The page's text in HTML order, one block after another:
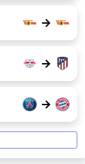
→
→
→